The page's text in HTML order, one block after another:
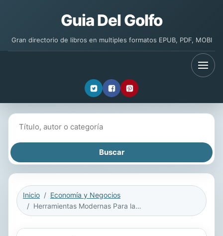
Guia Del Golfo
Gran directorio de libros en multiples formatos EPUB, PDF, MOBI
Inicio
Economía y Negocios
Herramientas Modernas Para la Gestion Organizacional